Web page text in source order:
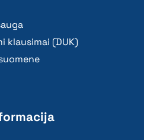
klausimai (DUK)